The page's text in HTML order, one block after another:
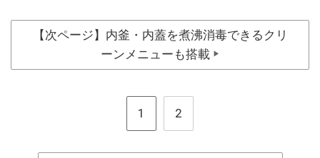
【次ページ】内釜・内蓋を煮沸消毒できるクリ
ーンメニューも搭載 ▶
1 2